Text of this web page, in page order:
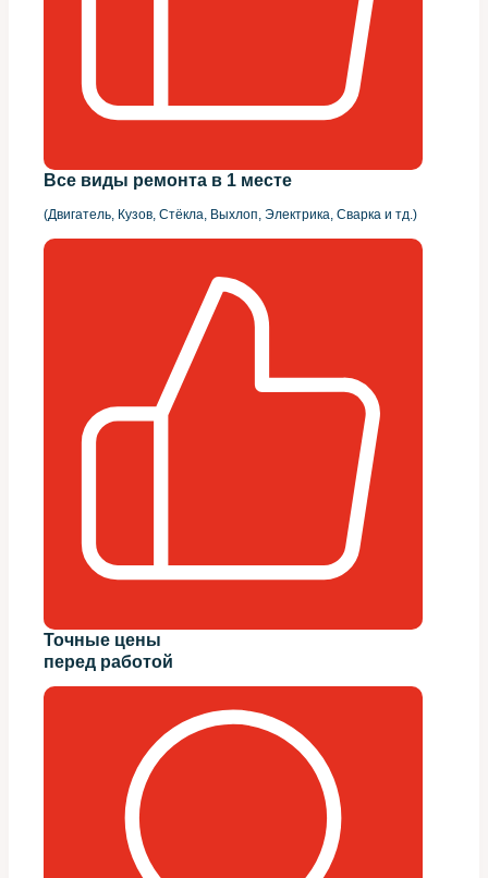
Все виды ремонта в 1 месте
(Двигатель, Кузов, Стёкла, Выхлоп, Электрика, Сварка и тд.)
Точные цены
перед работой